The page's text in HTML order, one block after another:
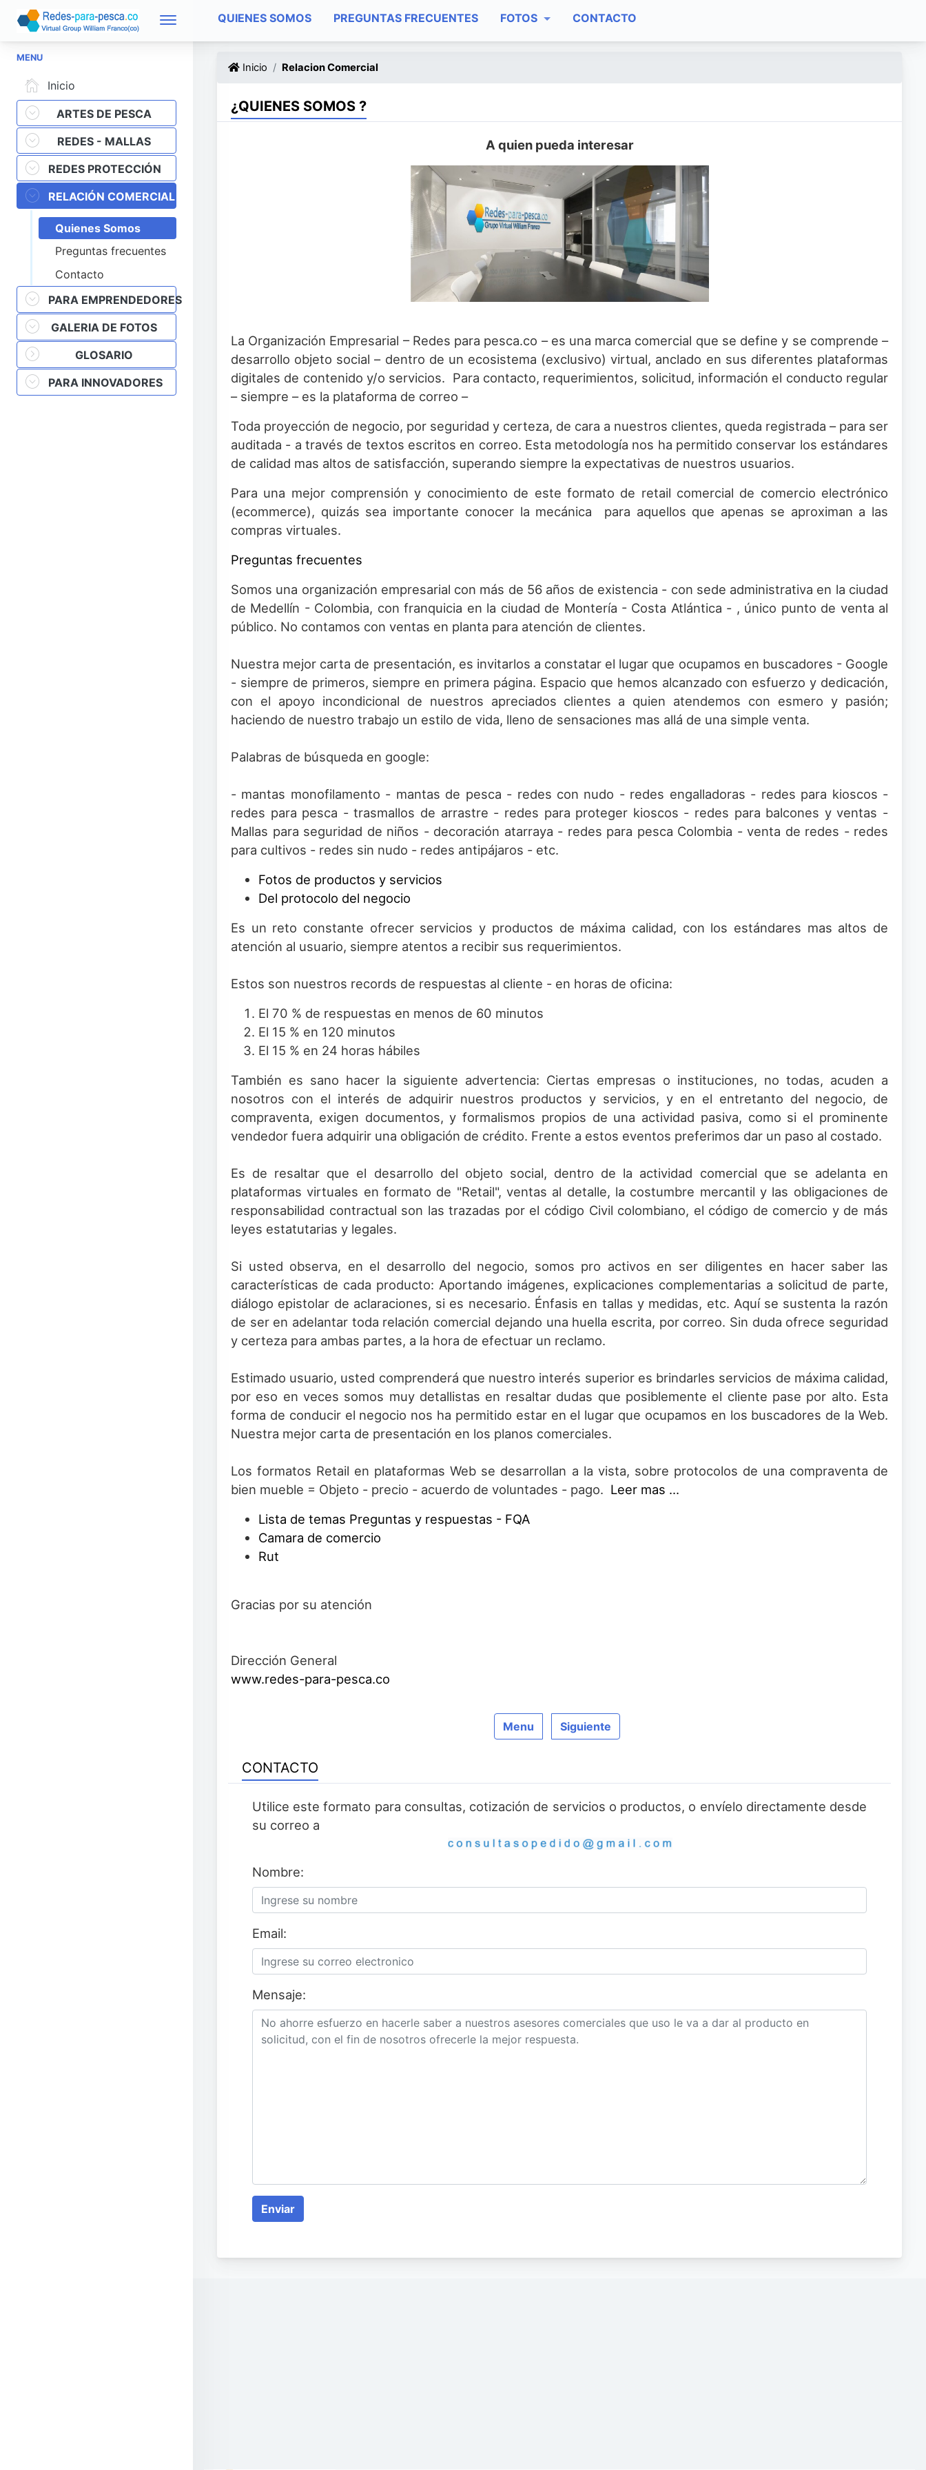
QUIENES SOMOS PREGUNTAS FRECUENTES FOTOS CONTACTO
MENU
Inicio
ARTES DE PESCA
REDES - MALLAS
REDES PROTECCIÓN
RELACIÓN COMERCIAL
Quienes Somos
Preguntas frecuentes
Contacto
PARA EMPRENDEDORES
GALERIA DE FOTOS
GLOSARIO
PARA INNOVADORES
Inicio Relacion Comercial
¿QUIENES SOMOS ?
A quien pueda interesar
La Organización Empresarial – Redes para pesca.co – es una marca comercial que se define y se comprende –
desarrollo objeto social – dentro de un ecosistema (exclusivo) virtual, anclado en sus diferentes plataformas
digitales de contenido y/o servicios. Para contacto, requerimientos, solicitud, información el conducto regular
– siempre – es la plataforma de correo –
Toda proyección de negocio, por seguridad y certeza, de cara a nuestros clientes, queda registrada – para ser
auditada - a través de textos escritos en correo. Esta metodología nos ha permitido conservar los estándares
de calidad mas altos de satisfacción, superando siempre la expectativas de nuestros usuarios.
Para una mejor comprensión y conocimiento de este formato de retail comercial de comercio electrónico
(ecommerce), quizás sea importante conocer la mecánica para aquellos que apenas se aproximan a las
compras virtuales.
Preguntas frecuentes
Somos una organización empresarial con más de 56 años de existencia - con sede administrativa en la ciudad
de Medellín - Colombia, con franquicia en la ciudad de Montería - Costa Atlántica - , único punto de venta al
público. No contamos con ventas en planta para atención de clientes.
Nuestra mejor carta de presentación, es invitarlos a constatar el lugar que ocupamos en buscadores - Google
- siempre de primeros, siempre en primera página. Espacio que hemos alcanzado con esfuerzo y dedicación,
con el apoyo incondicional de nuestros apreciados clientes a quien atendemos con esmero y pasión;
haciendo de nuestro trabajo un estilo de vida, lleno de sensaciones mas allá de una simple venta.
Palabras de búsqueda en google:
- mantas monofilamento - mantas de pesca - redes con nudo - redes engalladoras - redes para kioscos -
redes para pesca - trasmallos de arrastre - redes para proteger kioscos - redes para balcones y ventas -
Mallas para seguridad de niños - decoración atarraya - redes para pesca Colombia - venta de redes - redes
para cultivos - redes sin nudo - redes antipájaros - etc.
Fotos de productos y servicios
Del protocolo del negocio
Es un reto constante ofrecer servicios y productos de máxima calidad, con los estándares mas altos de
atención al usuario, siempre atentos a recibir sus requerimientos.
Estos son nuestros records de respuestas al cliente - en horas de oficina:
El 70 % de respuestas en menos de 60 minutos
El 15 % en 120 minutos
El 15 % en 24 horas hábiles
También es sano hacer la siguiente advertencia: Ciertas empresas o instituciones, no todas, acuden a
nosotros con el interés de adquirir nuestros productos y servicios, y en el entretanto del negocio, de
compraventa, exigen documentos, y formalismos propios de una actividad pasiva, como si el prominente
vendedor fuera adquirir una obligación de crédito. Frente a estos eventos preferimos dar un paso al costado.
Es de resaltar que el desarrollo del objeto social, dentro de la actividad comercial que se adelanta en
plataformas virtuales en formato de "Retail", ventas al detalle, la costumbre mercantil y las obligaciones de
responsabilidad contractual son las trazadas por el código Civil colombiano, el código de comercio y de más
leyes estatutarias y legales.
Si usted observa, en el desarrollo del negocio, somos pro activos en ser diligentes en hacer saber las
características de cada producto: Aportando imágenes, explicaciones complementarias a solicitud de parte,
diálogo epistolar de aclaraciones, si es necesario. Énfasis en tallas y medidas, etc. Aquí se sustenta la razón
de ser en adelantar toda relación comercial dejando una huella escrita, por correo. Sin duda ofrece seguridad
y certeza para ambas partes, a la hora de efectuar un reclamo.
Estimado usuario, usted comprenderá que nuestro interés superior es brindarles servicios de máxima calidad,
por eso en veces somos muy detallistas en resaltar dudas que posiblemente el cliente pase por alto. Esta
forma de conducir el negocio nos ha permitido estar en el lugar que ocupamos en los buscadores de la Web.
Nuestra mejor carta de presentación en los planos comerciales.
Los formatos Retail en plataformas Web se desarrollan a la vista, sobre protocolos de una compraventa de
bien mueble = Objeto - precio - acuerdo de voluntades - pago. Leer mas ...
Lista de temas Preguntas y respuestas - FQA
Camara de comercio
Rut
Gracias por su atención
Dirección General
www.redes-para-pesca.co
Menu Siguiente
CONTACTO
Utilice este formato para consultas, cotización de servicios o productos, o envíelo directamente desde
su correo a
Nombre:
Email:
Mensaje:
Enviar